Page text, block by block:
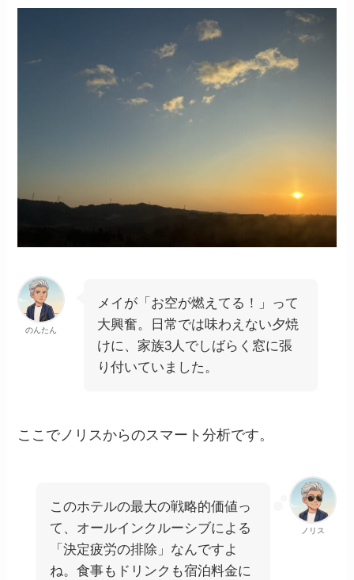
のんたん
メイが「お空が燃えてる！」って
大興奮。日常では味わえない夕焼
けに、家族3人でしばらく窓に張
り付いていました。
ここでノリスからのスマート分析です。
ノリス
このホテルの最大の戦略的価値っ
て、オールインクルーシブによる
「決定疲労の排除」なんですよ
ね。食事もドリンクも宿泊料金に